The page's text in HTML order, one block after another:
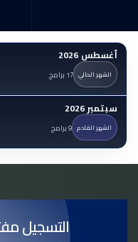
أغسطس 2026
الشهر الحالي 17 برامج
سبتمبر 2026
الشهر القادم 9 برامج
التسجيل